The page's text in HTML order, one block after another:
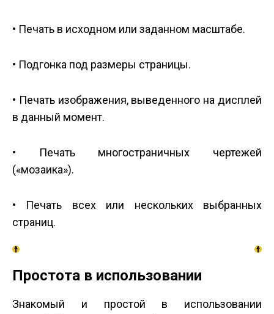
• Печать в исходном или заданном масштабе.
• Подгонка под размеры страницы.
• Печать изображения, выведенного на дисплей
в данный момент.
• Печать многостраничных чертежей
(«мозаика»).
• Печать всех или нескольких выбранных
страниц.
Простота в использовании
Знакомый и простой в использовании